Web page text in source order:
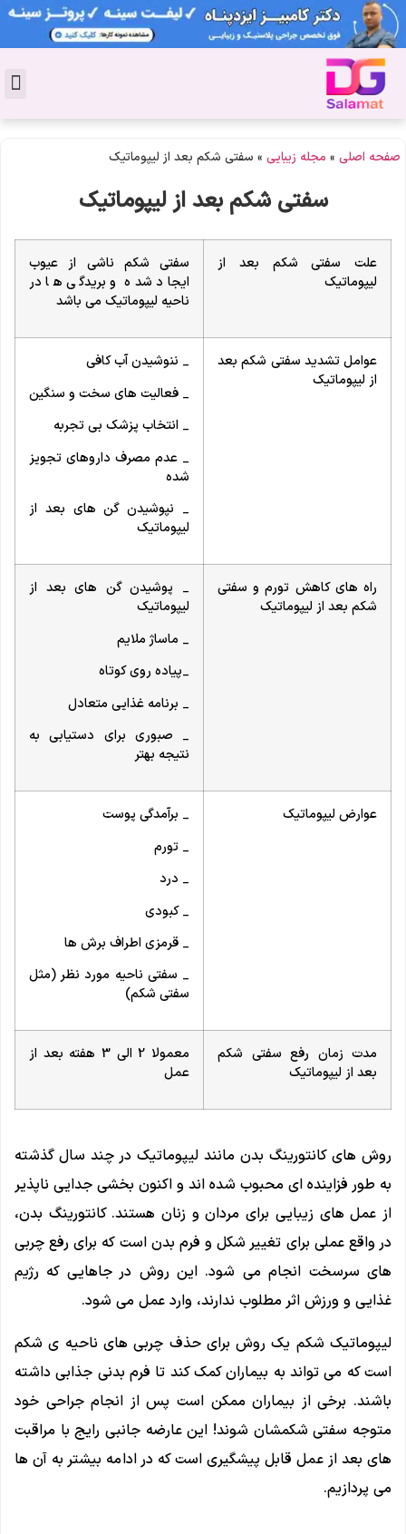
صفحه اصلی » مجله زیبایی » سفتی شکم بعد از لیپوماتیک
سفتی شکم بعد از لیپوماتیک
علت سفتی شکم بعد از
لیپوماتیک
سفتی شکم ناشی از عیوب
ایجاد شده و بریدگی ها در
ناحیه لیپوماتیک می باشد
عوامل تشدید سفتی شکم بعد
از لیپوماتیک
_ ننوشیدن آب کافی
_ فعالیت های سخت و سنگین
_ انتخاب پزشک بی تجربه
_ عدم مصرف داروهای تجویز
شده
_ نپوشیدن گن های بعد از
لیپوماتیک
راه های کاهش تورم و سفتی
شکم بعد از لیپوماتیک
_ پوشیدن گن های بعد از
لیپوماتیک
_ ماساژ ملایم
_پیاده روی کوتاه
_ برنامه غذایی متعادل
_ صبوری برای دستیابی به
نتیجه بهتر
عوارض لیپوماتیک
_ برآمدگی پوست
_ تورم
_ درد
_ کبودی
_ قرمزی اطراف برش ها
_ سفتی ناحیه مورد نظر (مثل
سفتی شکم)
مدت زمان رفع سفتی شکم
بعد از لیپوماتیک
معمولا 2 الی 3 هفته بعد از
عمل
روش های کانتورینگ بدن مانند لیپوماتیک در چند سال گذشته
به طور فزاینده ای محبوب شده اند و اکنون بخشی جدایی ناپذیر
از عمل های زیبایی برای مردان و زنان هستند. کانتورینگ بدن،
در واقع عملی برای تغییر شکل و فرم بدن است که برای رفع چربی
های سرسخت انجام می شود. این روش در جاهایی که رژیم
غذایی و ورزش اثر مطلوب ندارند، وارد عمل می شود.
لیپوماتیک شکم یک روش برای حذف چربی های ناحیه ی شکم
است که می تواند به بیماران کمک کند تا فرم بدنی جذابی داشته
باشند. برخی از بیماران ممکن است پس از انجام جراحی خود
متوجه سفتی شکمشان شوند! این عارضه جانبی رایج با مراقبت
های بعد از عمل قابل پیشگیری است که در ادامه بیشتر به آن ها
می پردازیم.